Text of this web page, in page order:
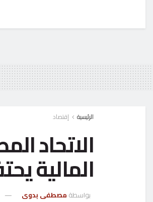
الرئيسية إقتصاد
الاتحاد
المالية
بواسطة مصطفى بدوى